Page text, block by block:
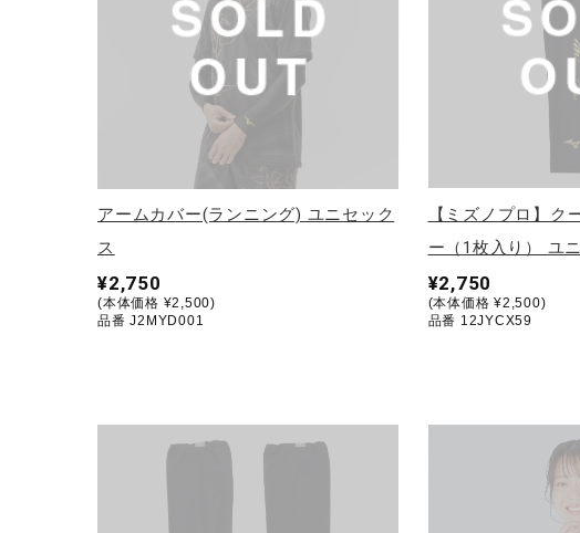
コラボ／ライセンス
アームカバー(ランニング) ユニセック
ス
¥2,750
(本体価格 ¥2,500)
品番 J2MYD001
【ミズノプロ】ク
ー（1枚入り） ユ
¥2,750
(本体価格 ¥2,500)
品番 12JYCX59